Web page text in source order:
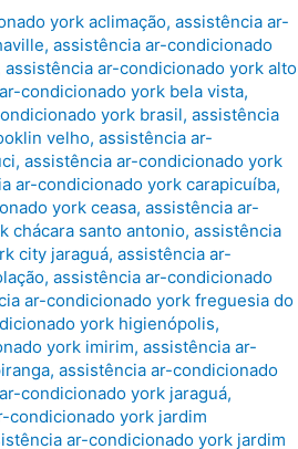
york aclimação, assistência ar-
, assistência ar-condicionado
assistência ar-condicionado york alto
condicionado york bela vista,
york brasil, assistência
velho, assistência ar-
, assistência ar-condicionado york
ar-condicionado york carapicuíba,
york ceasa, assistência ar-
chácara santo antonio, assistência
city jaraguá, assistência ar-
, assistência ar-condicionado
ar-condicionado york freguesia do
york higienópolis,
york imirim, assistência ar-
, assistência ar-condicionado
condicionado york jaraguá,
condicionado york jardim
ar-condicionado york jardim